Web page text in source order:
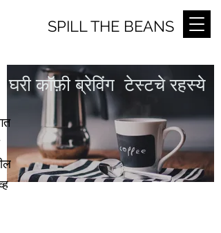
SPILL THE BEANS
घरी कॉफ़ी ब्रेविंग टेस्टचे रहस्ये